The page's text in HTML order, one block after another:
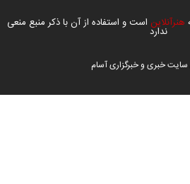
هنرآنلاین است و استفاده از آن با ذکر منبع منعی
ندارد
خبری و خبرگزاری آسام